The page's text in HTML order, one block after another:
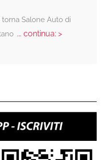
torna Salone Auto di
... continua: >